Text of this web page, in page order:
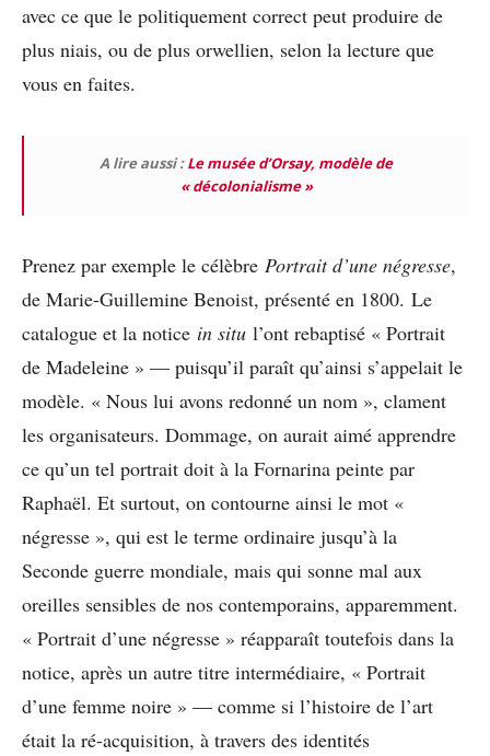
avec ce que le politiquement correct peut produire de
plus niais, ou de plus orwellien, selon la lecture que
vous en faites.
A lire aussi :Le musée d’Orsay, modèle de
« décolonialisme »
Prenez par exemple le célèbre Portrait d’une négresse,
de Marie-Guillemine Benoist, présenté en 1800. Le
catalogue et la notice in situ l’ont rebaptisé « Portrait
de Madeleine » — puisqu’il paraît qu’ainsi s’appelait le
modèle. « Nous lui avons redonné un nom », clament
les organisateurs. Dommage, on aurait aimé apprendre
ce qu’un tel portrait doit à la Fornarina peinte par
Raphaël. Et surtout, on contourne ainsi le mot «
négresse », qui est le terme ordinaire jusqu’à la
Seconde guerre mondiale, mais qui sonne mal aux
oreilles sensibles de nos contemporains, apparemment.
« Portrait d’une négresse » réapparaît toutefois dans la
notice, après un autre titre intermédiaire, « Portrait
d’une femme noire » — comme si l’histoire de l’art
était la ré-acquisition, à travers des identités